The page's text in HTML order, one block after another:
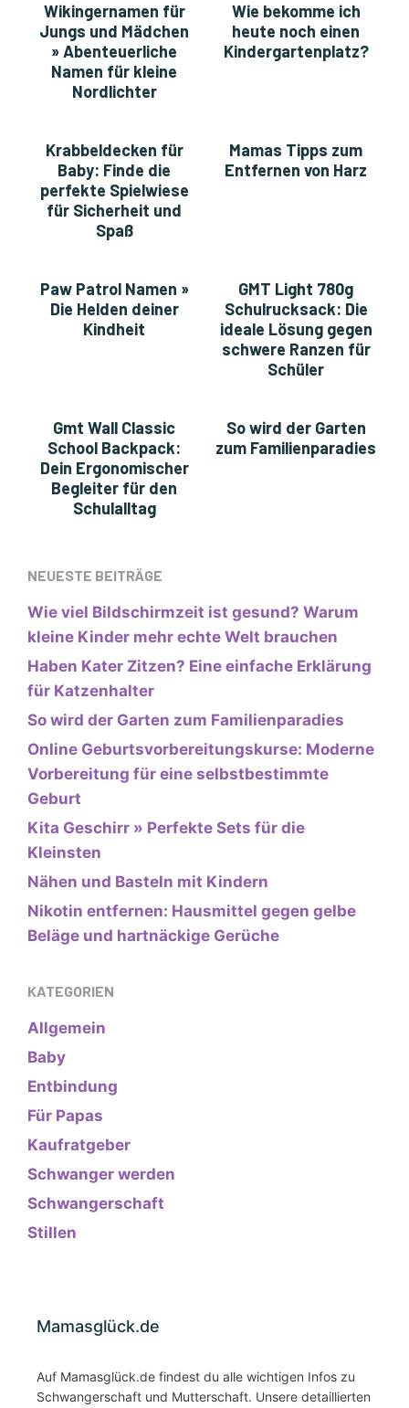
Wikingernamen für
Jungs und Mädchen
» Abenteuerliche
Namen für kleine
Nordlichter
Wie bekomme ich
heute noch einen
Kindergartenplatz?
Krabbeldecken für
Baby: Finde die
perfekte Spielwiese
für Sicherheit und
Spaß
Mamas Tipps zum
Entfernen von Harz
Paw Patrol Namen »
Die Helden deiner
Kindheit
GMT Light 780g
Schulrucksack: Die
ideale Lösung gegen
schwere Ranzen für
Schüler
Gmt Wall Classic
School Backpack:
Dein Ergonomischer
Begleiter für den
Schulalltag
So wird der Garten
zum Familienparadies
NEUESTE BEITRÄGE
Wie viel Bildschirmzeit ist gesund? Warum
kleine Kinder mehr echte Welt brauchen
Haben Kater Zitzen? Eine einfache Erklärung
für Katzenhalter
So wird der Garten zum Familienparadies
Online Geburtsvorbereitungskurse: Moderne
Vorbereitung für eine selbstbestimmte
Geburt
Kita Geschirr » Perfekte Sets für die
Kleinsten
Nähen und Basteln mit Kindern
Nikotin entfernen: Hausmittel gegen gelbe
Beläge und hartnäckige Gerüche
KATEGORIEN
Allgemein
Baby
Entbindung
Für Papas
Kaufratgeber
Schwanger werden
Schwangerschaft
Stillen
Mamasglück.de
Auf Mamasglück.de findest du alle wichtigen Infos zu
Schwangerschaft und Mutterschaft. Unsere detaillierten